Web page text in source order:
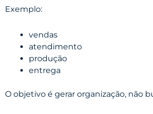
Exemplo:
vendas
atendimento
produção
entrega
O objetivo é gerar organização, não